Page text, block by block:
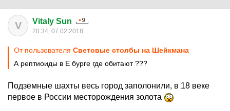
V Vitaly Sun
20:34, 07.02.2018
От пользователя Cветoвыe стoлбы на Шейкмана
А рептиоиды в Е бурге где обитают ???
Подземные шахты весь город заполонили, в 18 веке
первое в России месторождения золота